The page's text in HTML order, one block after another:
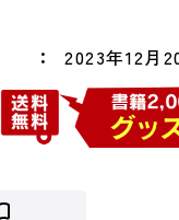
2023年12月